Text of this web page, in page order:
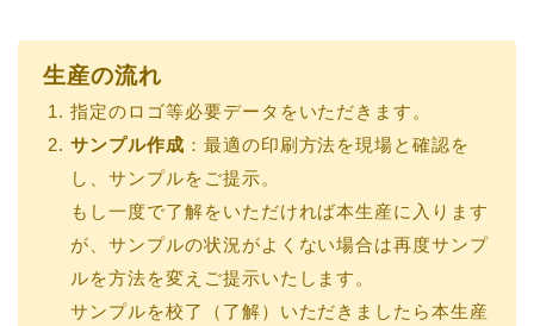
生産の流れ
指定のロゴ等必要データをいただきます。
サンプル作成 ：最適の印刷方法を現場と確認を
し、サンプルをご提示。
もし一度で了解をいただければ本生産に入ります
が、サンプルの状況がよくない場合は再度サンプ
ルを方法を変えご提示いたします。
サンプルを校了（了解）いただきましたら本生産